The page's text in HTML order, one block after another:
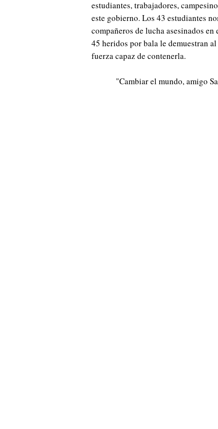
estudiantes, trabajadores,
este gobierno. Los 43 estudiantes
compañeros de lucha asesinados
45 heridos por bala le demuestran
fuerza capaz de contenerla.
"Cambiar el mundo, amigo